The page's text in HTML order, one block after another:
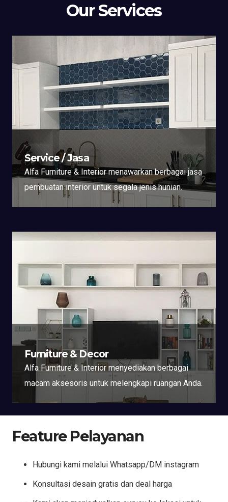
Our Services
Service / Jasa
Alfa Furniture & Interior menawarkan berbagai jasa
pembuatan interior untuk segala jenis hunian.
Furniture & Decor
Alfa Furniture & Interior menyediakan berbagai
macam aksesoris untuk melengkapi ruangan Anda.
Feature Pelayanan
Hubungi kami melalui Whatsapp/DM instagram
Konsultasi desain gratis dan deal harga